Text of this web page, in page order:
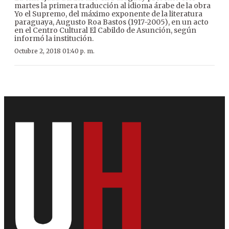
martes la primera traducción al idioma árabe de la obra
Yo el Supremo, del máximo exponente de la literatura
paraguaya, Augusto Roa Bastos (1917-2005), en un acto
en el Centro Cultural El Cabildo de Asunción, según
informó la institución.
Octubre 2, 2018 01:40 p. m.